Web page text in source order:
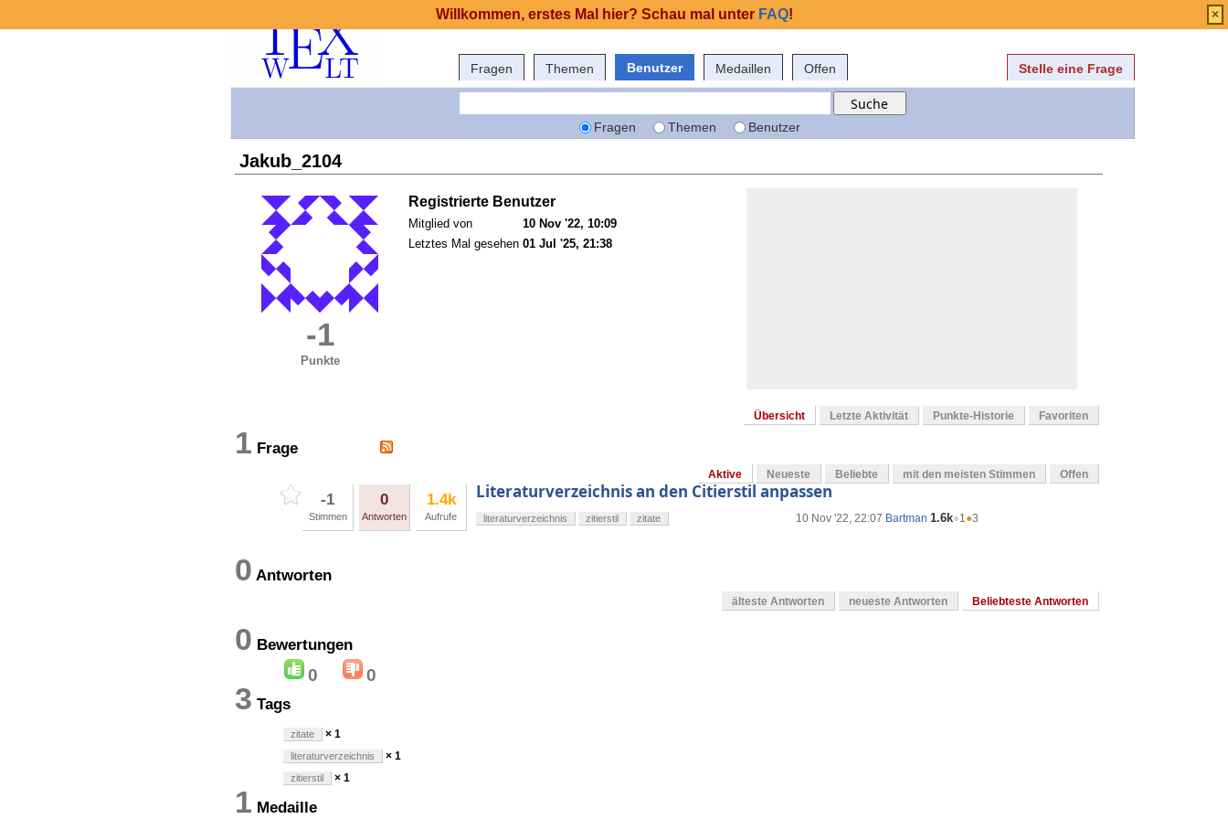
Fragen Themen Benutzer Medaillen Offen Stelle eine Frage
Fragen Themen Benutzer
Jakub_2104
-1
Punkte
Registrierte Benutzer
Mitglied von
10 Nov '22, 10:09
Letztes Mal gesehen 01 Jul '25, 21:38
Übersicht Letzte Aktivität Punkte-Historie Favoriten
1 Frage
Aktive Neueste Beliebte mit den meisten Stimmen Offen
-1
Stimmen
0
Antworten
1.4k
Aufrufe
Literaturverzeichnis an den Citierstil anpassen
10 Nov '22, 22:07 Bartman 1.6k●1●3
literaturverzeichnis zitierstil zitate
0 Antworten
älteste Antworten neueste Antworten Beliebteste Antworten
0 Bewertungen
0 0
3 Tags
zitate × 1
literaturverzeichnis × 1
zitierstil × 1
1 Medaille
Willkommen, erstes Mal hier? Schau mal unter FAQ! ×